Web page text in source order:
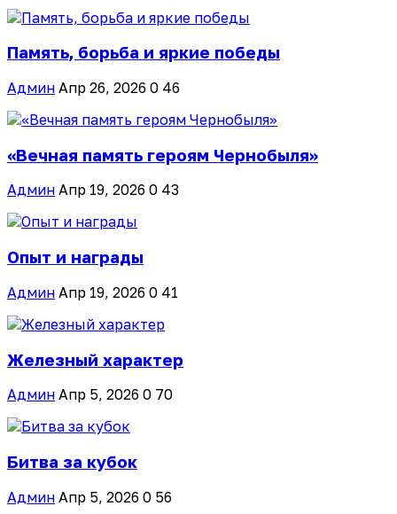
Память, борьба и яркие победы
Админ Апр 26, 2026 0 46
«Вечная память героям Чернобыля»
Админ Апр 19, 2026 0 43
Опыт и награды
Админ Апр 19, 2026 0 41
Железный характер
Админ Апр 5, 2026 0 70
Битва за кубок
Админ Апр 5, 2026 0 56